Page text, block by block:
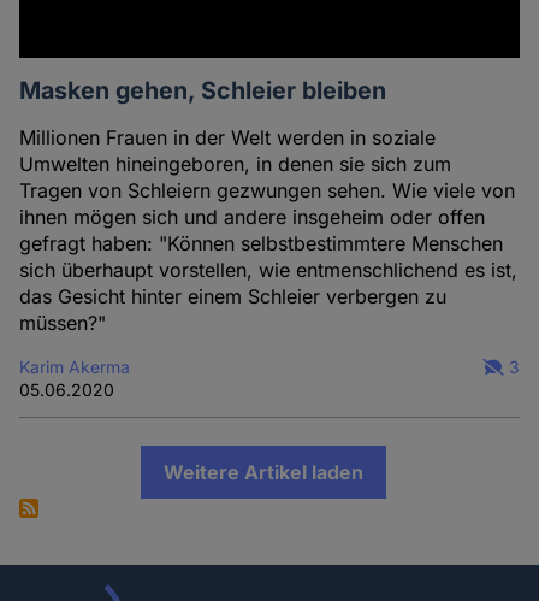
Masken gehen, Schleier bleiben
Millionen Frauen in der Welt werden in soziale
Umwelten hineingeboren, in denen sie sich zum
Tragen von Schleiern gezwungen sehen. Wie viele von
ihnen mögen sich und andere insgeheim oder offen
gefragt haben: "Können selbstbestimmtere Menschen
sich überhaupt vorstellen, wie entmenschlichend es ist,
das Gesicht hinter einem Schleier verbergen zu
müssen?"
Karim Akerma
05.06.2020
3
Weitere Artikel laden